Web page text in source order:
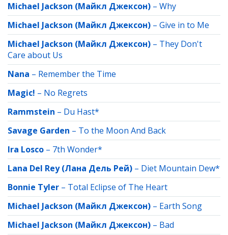
Michael Jackson (Майкл Джексон) – Why
Michael Jackson (Майкл Джексон) – Give in to Me
Michael Jackson (Майкл Джексон) – They Don't
Care about Us
Nana – Remember the Time
Magic! – No Regrets
Rammstein – Du Hast*
Savage Garden – To the Moon And Back
Ira Losco – 7th Wonder*
Lana Del Rey (Лана Дель Рей) – Diet Mountain Dew*
Bonnie Tyler – Total Eclipse of The Heart
Michael Jackson (Майкл Джексон) – Earth Song
Michael Jackson (Майкл Джексон) – Bad